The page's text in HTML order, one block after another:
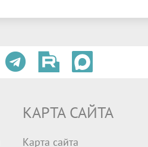
КАРТА САЙТА
Карта сайта